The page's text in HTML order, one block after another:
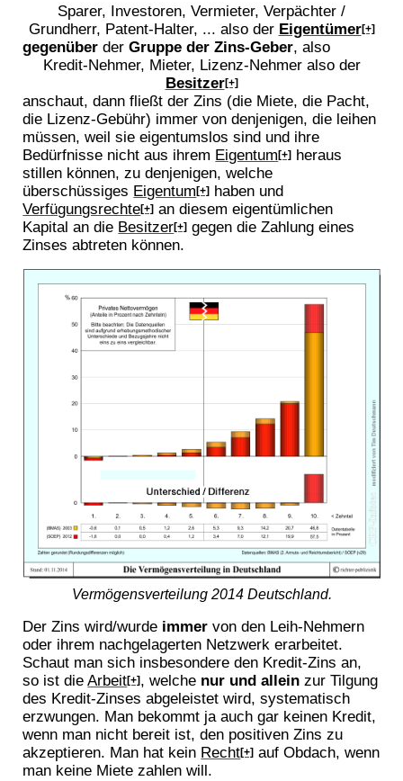
Sparer, Investoren, Vermieter, Verpächter /
Grundherr, Patent-Halter, ... also der Eigentümer[+]
gegenüber derGruppe der Zins-Geber, also
Kredit-Nehmer, Mieter, Lizenz-Nehmer also der
Besitzer[+]
anschaut, dann fließt der Zins (die Miete, die Pacht,
die Lizenz-Gebühr) immer von denjenigen, die leihen
müssen, weil sie eigentumslos sind und ihre
Bedürfnisse nicht aus ihrem Eigentum[+] heraus
stillen können, zu denjenigen, welche
überschüssiges Eigentum[+] haben und
Verfügungsrechte[+] an diesem eigentümlichen
Kapital an die Besitzer[+] gegen die Zahlung eines
Zinses abtreten können.
Vermögensverteilung 2014 Deutschland.
Der Zins wird/wurde immer von den Leih-Nehmern
oder ihrem nachgelagerten Netzwerk erarbeitet.
Schaut man sich insbesondere den Kredit-Zins an,
so ist dieArbeit[+] , welche nur und allein zur Tilgung
des Kredit-Zinses abgeleistet wird, systematisch
erzwungen. Man bekommt ja auch gar keinen Kredit,
wenn man nicht bereit ist, den positiven Zins zu
akzeptieren. Man hat kein Recht[+] auf Obdach, wenn
man keine Miete zahlen will.